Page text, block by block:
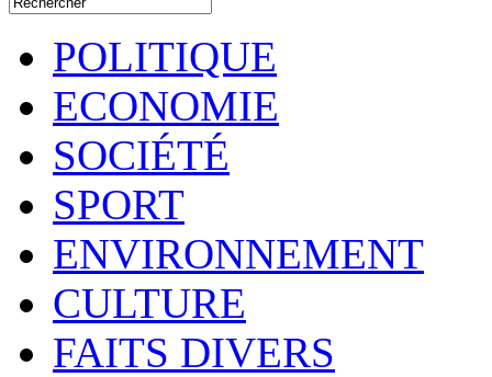
POLITIQUE
ECONOMIE
SOCIÉTÉ
SPORT
ENVIRONNEMENT
CULTURE
FAITS DIVERS